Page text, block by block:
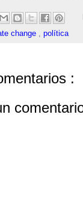
change , política
: